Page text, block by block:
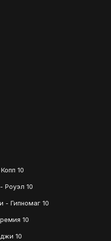
10
Роуэл 10
- Гипномаг 10
10
10